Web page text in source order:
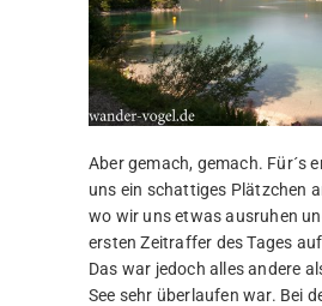
Aber gemach, gemach. Für´s
uns ein schattiges Plätzchen
wo wir uns etwas ausruhen
ersten Zeitraffer des Tages
Das war jedoch alles andere
See sehr überlaufen war. Bei